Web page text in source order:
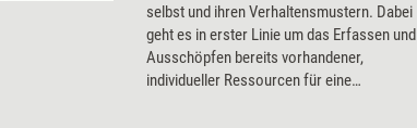
selbst und ihren Verhaltensmustern. Dabei
geht es in erster Linie um das Erfassen und
Ausschöpfen bereits vorhandener,
individueller Ressourcen für eine